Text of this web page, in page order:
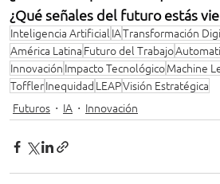
¿Qué señales del futuro estás
Inteligencia Artificial IATransformación
América Latina Futuro del Trabajo
Innovación Impacto TecnológicoMachine
TofflerInequidad LEAPVisión Estratégica
Futuros
IA Innovación